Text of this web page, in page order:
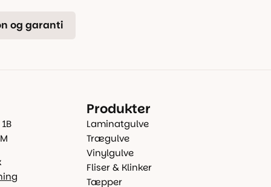
og garanti
Produkter
Laminatgulve
Trægulve
Vinylgulve
Fliser & Klinker
Tæpper